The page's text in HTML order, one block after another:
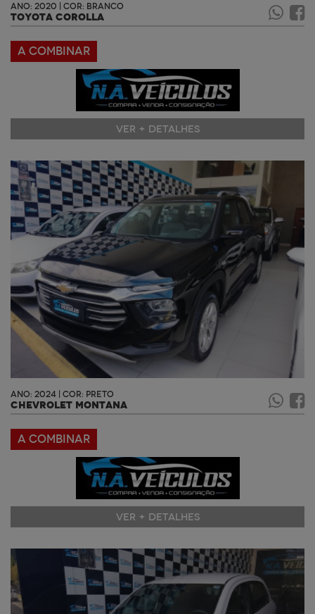
ANO: 2020 | COR: BRANCO
TOYOTA COROLLA
A COMBINAR
VER + DETALHES
ANO: 2024 | COR: PRETO
CHEVROLET MONTANA
A COMBINAR
VER + DETALHES